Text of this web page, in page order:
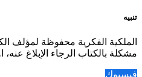
تنبيه
الملكية الفكرية محفوظة لمؤلف
مشكلة بالكتاب الرجاء الإبلاغ
فيسبوك